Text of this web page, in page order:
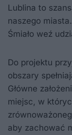
Lublina to
naszego
Śmiało weź
Do projektu
obszary
Główne
miejsc, w
aby zachować